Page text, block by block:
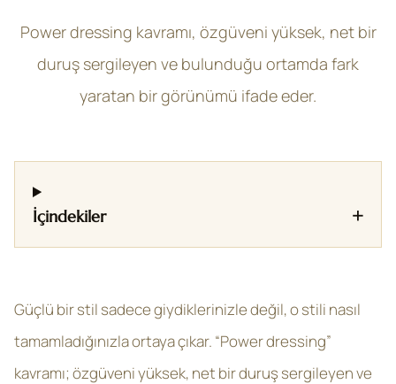
Power dressing kavramı, özgüveni yüksek, net bir
duruş sergileyen ve bulunduğu ortamda fark
yaratan bir görünümü ifade eder.
İçindekiler +
Güçlü bir stil sadece giydiklerinizle değil, o stili nasıl
tamamladığınızla ortaya çıkar. “Power dressing”
kavramı; özgüveni yüksek, net bir duruş sergileyen ve